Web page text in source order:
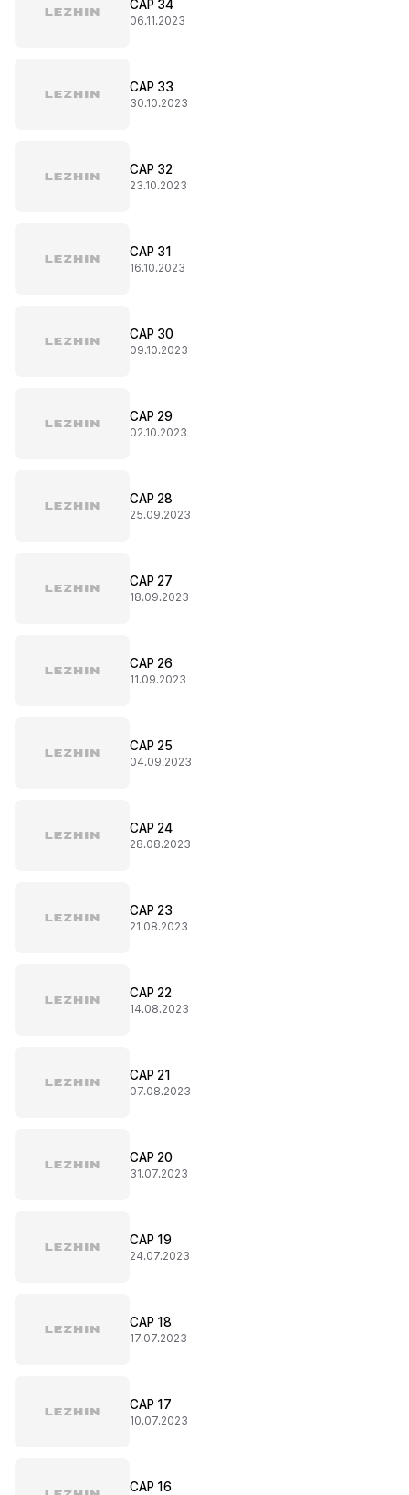
CAP 34
06.11.2023
CAP 33
30.10.2023
CAP 32
23.10.2023
CAP 31
16.10.2023
CAP 30
09.10.2023
CAP 29
02.10.2023
CAP 28
25.09.2023
CAP 27
18.09.2023
CAP 26
11.09.2023
CAP 25
04.09.2023
CAP 24
28.08.2023
CAP 23
21.08.2023
CAP 22
14.08.2023
CAP 21
07.08.2023
CAP 20
31.07.2023
CAP 19
24.07.2023
CAP 18
17.07.2023
CAP 17
10.07.2023
CAP 16